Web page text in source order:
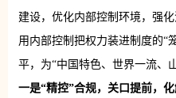
建设，优化内部控制环境，强
用内部控制把权力装进制度的“
平，为“中国特色、世界一流、
一是“精控”合规，关口提前，化